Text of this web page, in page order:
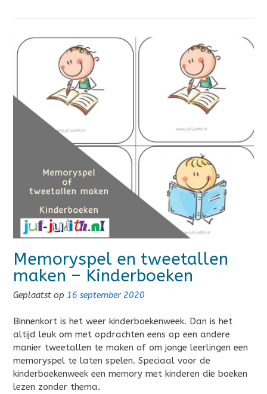
Memoryspel en tweetallen
maken – Kinderboeken
Geplaatst op 16 september 2020
Binnenkort is het weer kinderboekenweek. Dan is het
altijd leuk om met opdrachten eens op een andere
manier tweetallen te maken of om jonge leerlingen een
memoryspel te laten spelen. Speciaal voor de
kinderboekenweek een memory met kinderen die boeken
lezen zonder thema.